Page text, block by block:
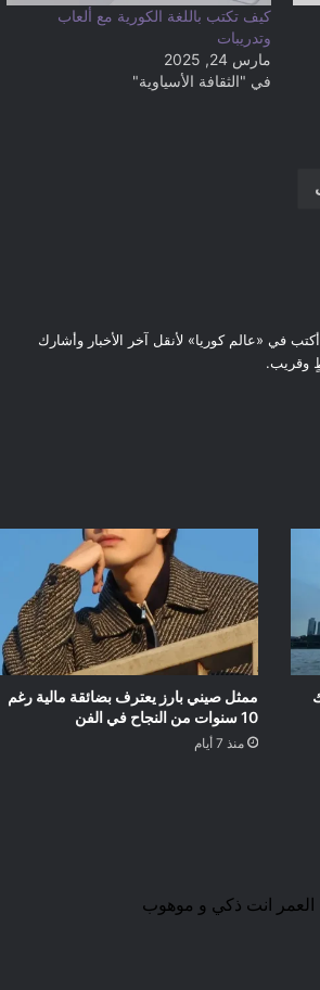
كيف تكتب باللغة الكورية مع ألعاب
وتدريبات
مارس 24, 2025
في "الثقافة الأسياوية"
في «عالم كوريا» لأنقل آخر الأخبار وأشارك
وقريب.
ممثل صيني بارز يعترف بضائقة مالية رغم
10 سنوات من النجاح في الفن
منذ 7 أيام